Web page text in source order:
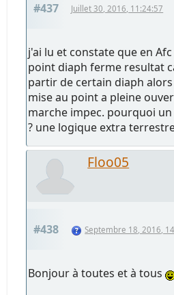
#437 Juillet 30, 2016, 11:24:57
j'ai lu et constate que en
point diaph ferme resultat
partir de certain diaph
mise au point a pleine
marche impec. pourquoi
? une logique extra
Floo05
#438 Septembre 18, 2016,
Bonjour à toutes et à tous